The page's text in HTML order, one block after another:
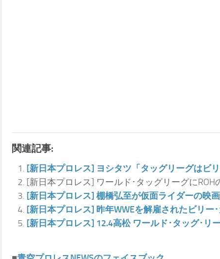
関連記事:
[新日本プロレス] ヨシタツ「タッグリーグはビ
[新日本プロレス] ワールド･タッグリーグにROH
[新日本プロレス] 棚橋弘至が仮面ライダーの映
[新日本プロレス] 昨年WWEを解雇されたビリー
[新日本プロレス] 12.4高松 ワールド･タッグ･リ